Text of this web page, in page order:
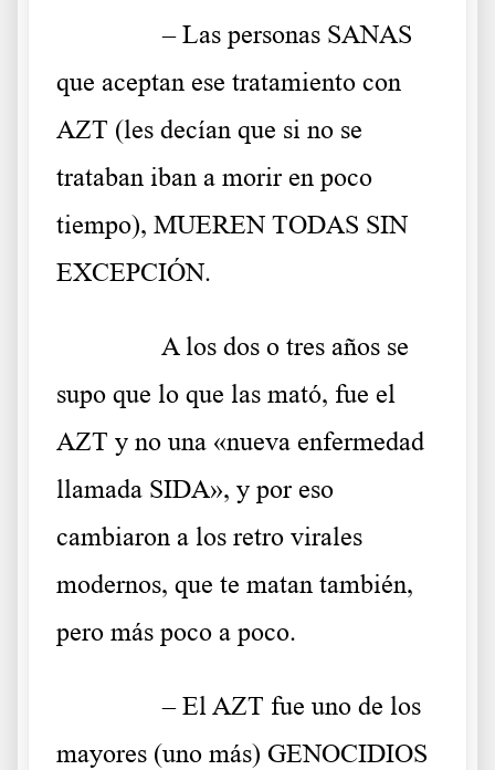
……….– Las personas SANAS
que aceptan ese tratamiento con
AZT (les decían que si no se
trataban iban a morir en poco
tiempo), MUEREN TODAS SIN
EXCEPCIÓN.
A los dos o tres años se
supo que lo que las mató, fue el
AZT y no una «nueva enfermedad
llamada SIDA», y por eso
cambiaron a los retro virales
modernos, que te matan también,
pero más poco a poco.
……….– El AZT fue uno de los
mayores (uno más) GENOCIDIOS